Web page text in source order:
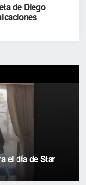
de Diego
el día de Star